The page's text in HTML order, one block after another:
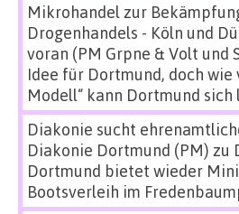
Mikrohandel zur
Drogenhandels - Köln und
voran (PM Grpne & Volt und
Idee für Dortmund, doch wie
Modell“ kann Dortmund sich
Diakonie sucht
Diakonie Dortmund (PM) zu
Dortmund bietet wieder
Bootsverleih im